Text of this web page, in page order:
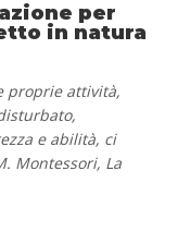
per
in natura
proprie attività,
e abilità, ci
Montessori, La